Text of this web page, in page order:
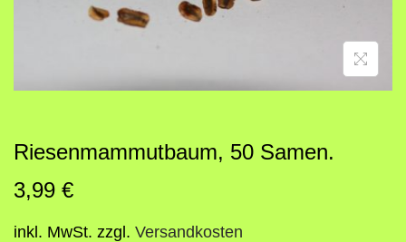
t
n
t
Riesenmammutbaum, 50 Samen.
3,99 €
inkl. MwSt. zzgl. Versandkosten